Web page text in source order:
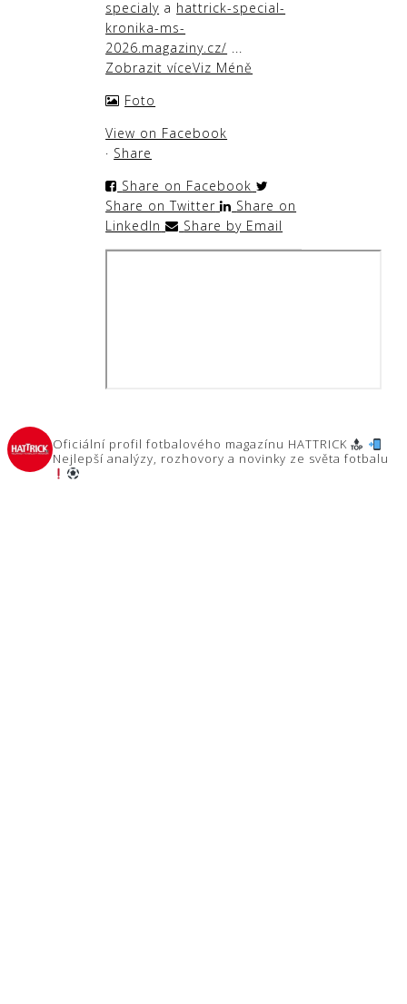
specialy a hattrick-special-
kronika-ms-
2026.magaziny.cz/ ...
Zobrazit víceViz Méně
Foto
View on Facebook
· Share
Share on Facebook
Share on Twitter
Share on
LinkedIn
Share by Email
Oficiální profil fotbalového magazínu HATTRICK
Nejlepší analýzy, rozhovory a novinky ze světa fotbalu